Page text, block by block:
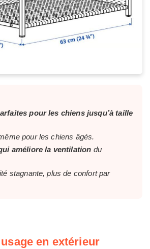
pour les chiens jusqu’à taille
pour les chiens âgés.
améliore la ventilation du
stagnante, plus de confort par
en extérieur